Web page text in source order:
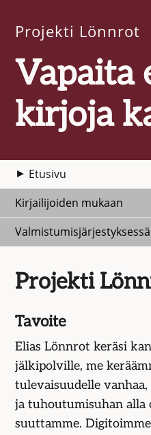
Projekti Lönnrot
Vapaita
kirjoja
Etusivu
Kirjailijoiden mukaan
Valmistumisjärjestyksessä
Projekti
Tavoite
Elias Lönnrot keräsi
jälkipolville, me
tulevaisuudelle
ja tuhoutumisuhan
suuttamme.